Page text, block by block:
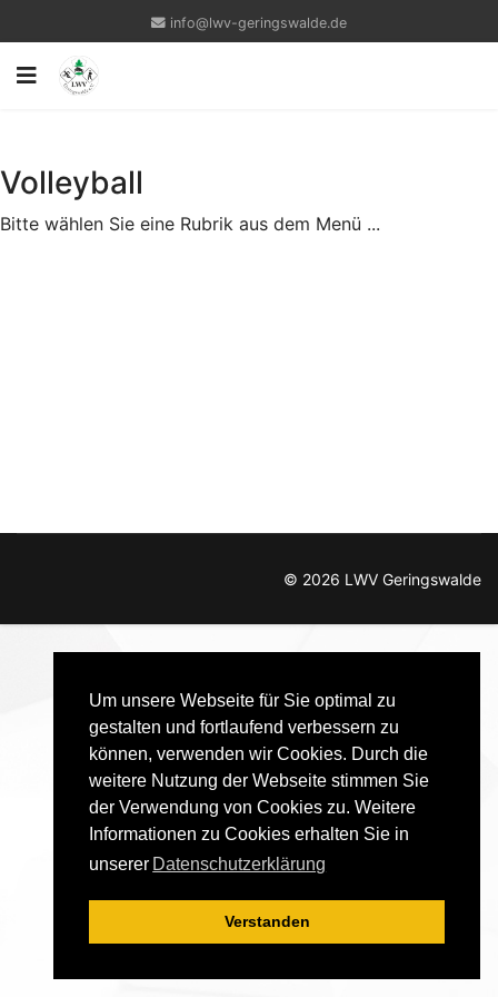
Um unsere Webseite für Sie optimal zu
gestalten und fortlaufend verbessern zu
können, verwenden wir Cookies. Durch die
weitere Nutzung der Webseite stimmen Sie
der Verwendung von Cookies zu. Weitere
Informationen zu Cookies erhalten Sie in
unserer Datenschutzerklärung
Verstanden
info@lwv-geringswalde.de
Volleyball
Bitte wählen Sie eine Rubrik aus dem Menü ...
© 2026 LWV Geringswalde